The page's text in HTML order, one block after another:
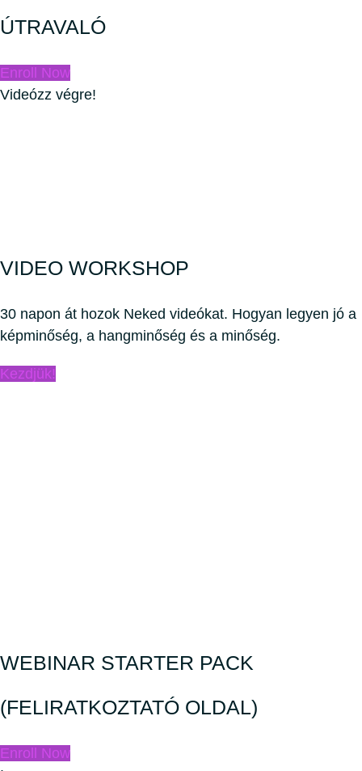
ÚTRAVALÓ
Enroll Now
Videózz végre!
VIDEO WORKSHOP
30 napon át hozok Neked videókat. Hogyan legyen jó a
képminőség, a hangminőség és a minőség.
Kezdjük!
WEBINAR STARTER PACK
(FELIRATKOZTATÓ OLDAL)
Enroll Now